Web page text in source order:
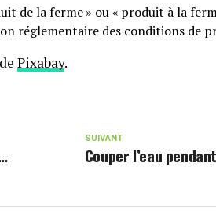
de la ferme » ou « produit à la
réglementaire des conditions de
de Pixabay.
SUIVANT
Couper l’eau